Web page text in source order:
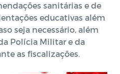
sanitárias e de
educativas além
seja necessário, além
Polícia Militar e da
as fiscalizações.